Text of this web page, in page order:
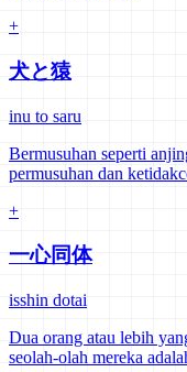
+
犬と猿
inu to saru
Bermusuhan seperti
permusuhan dan
+
一心同体
isshin dotai
Dua orang atau lebih
seolah-olah mereka